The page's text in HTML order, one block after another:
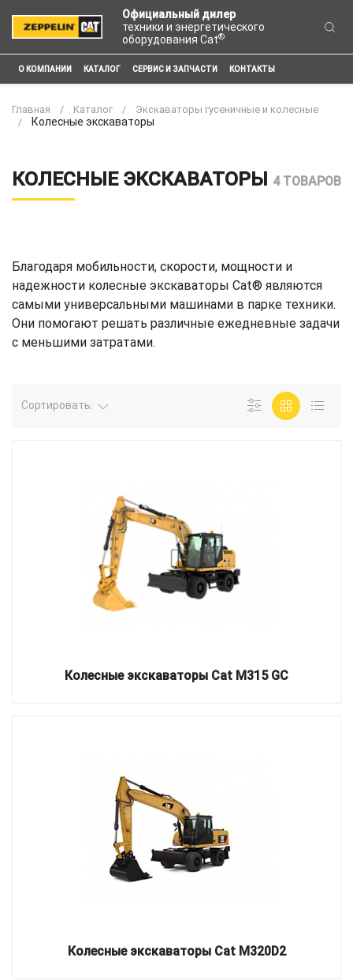
Официальный дилер
техники и энергетического
оборудования Cat®
О КОМПАНИИ КАТАЛОГ СЕРВИС И ЗАПЧАСТИ КОНТАКТЫ
Главная Каталог Экскаваторы гусеничные и колесные
Колесные экскаваторы
КОЛЕСНЫЕ ЭКСКАВАТОРЫ 4 ТОВАРОВ
Благодаря мобильности, скорости, мощности и
надежности колесные экскаваторы Cat® являются
самыми универсальными машинами в парке техники.
Они помогают решать различные ежедневные задачи
с меньшими затратами.
Сортировать:
Колесные экскаваторы Cat M315 GC
Колесные экскаваторы Cat M320D2